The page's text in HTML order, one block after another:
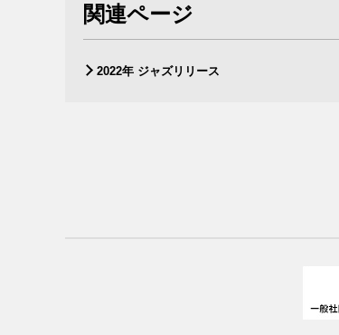
関連ページ
2022年 ジャズリリース